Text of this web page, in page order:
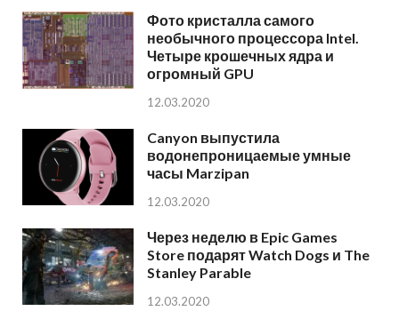
Фото кристалла самого
необычного процессора Intel.
Четыре крошечных ядра и
огромный GPU
12.03.2020
Canyon выпустила
водонепроницаемые умные
часы Marzipan
12.03.2020
Через неделю в Epic Games
Store подарят Watch Dogs и The
Stanley Parable
12.03.2020